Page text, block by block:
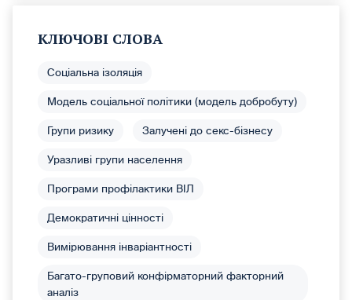
КЛЮЧОВІ СЛОВА
Соціальна ізоляція
Модель соціальної політики (модель добробуту)
Групи ризику Залучені до секс-бізнесу
Уразливі групи населення
Програми профілактики ВІЛ
Демократичні цінності
Вимірювання інваріантності
Багато-груповий конфірматорний факторний
аналіз